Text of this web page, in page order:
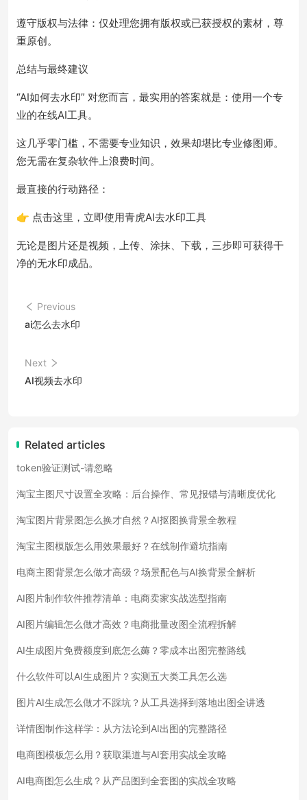
遵守版权与法律：仅处理您拥有版权或已获授权的素材，尊
重原创。
总结与最终建议
“AI如何去水印” 对您而言，最实用的答案就是：使用一个专
业的在线AI工具。
这几乎零门槛，不需要专业知识，效果却堪比专业修图师。
您无需在复杂软件上浪费时间。
最直接的行动路径：
👉 点击这里，立即使用青虎AI去水印工具
无论是图片还是视频，上传、涂抹、下载，三步即可获得干
净的无水印成品。
Previous
ai怎么去水印
Next
AI视频去水印
Related articles
token验证测试-请忽略
淘宝主图尺寸设置全攻略：后台操作、常见报错与清晰度优化
淘宝图片背景图怎么换才自然？AI抠图换背景全教程
淘宝主图模版怎么用效果最好？在线制作避坑指南
电商主图背景怎么做才高级？场景配色与AI换背景全解析
AI图片制作软件推荐清单：电商卖家实战选型指南
AI图片编辑怎么做才高效？电商批量改图全流程拆解
AI生成图片免费额度到底怎么薅？零成本出图完整路线
什么软件可以AI生成图片？实测五大类工具怎么选
图片AI生成怎么做才不踩坑？从工具选择到落地出图全讲透
详情图制作这样学：从方法论到AI出图的完整路径
电商图模板怎么用？获取渠道与AI套用实战全攻略
AI电商图怎么生成？从产品图到全套图的实战全攻略